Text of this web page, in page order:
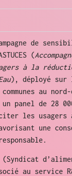
de
(
à la
), déployé
au
panel de 28
les usagers
une
(Syndicat
au service